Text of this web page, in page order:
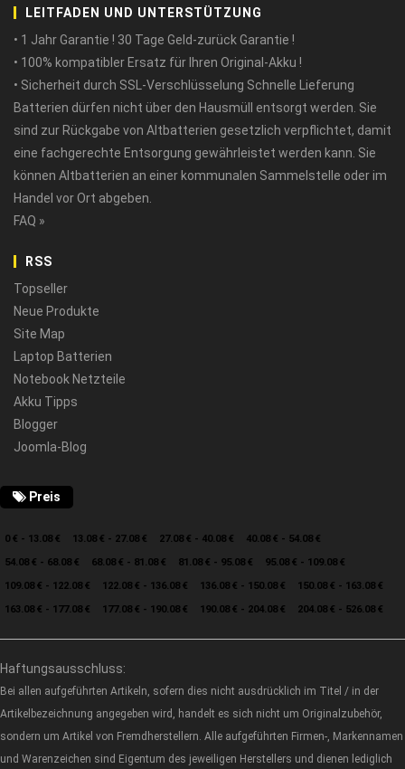
LEITFADEN UND UNTERSTÜTZUNG
• 1 Jahr Garantie ! 30 Tage Geld-zurück Garantie !
• 100% kompatibler Ersatz für Ihren Original-Akku !
• Sicherheit durch SSL-Verschlüsselung Schnelle Lieferung
Batterien dürfen nicht über den Hausmüll entsorgt werden. Sie
sind zur Rückgabe von Altbatterien gesetzlich verpflichtet, damit
eine fachgerechte Entsorgung gewährleistet werden kann. Sie
können Altbatterien an einer kommunalen Sammelstelle oder im
Handel vor Ort abgeben.
FAQ »
RSS
Topseller
Neue Produkte
Site Map
Laptop Batterien
Notebook Netzteile
Akku Tipps
Blogger
Joomla-Blog
Preis
0 € - 13.08 € 13.08 € - 27.08 € 27.08 € - 40.08 €
40.08 € - 54.08 €
54.08 € - 68.08 €
68.08 € - 81.08 € 81.08 € - 95.08 €
95.08 € - 109.08 €
109.08 € - 122.08 €
122.08 € - 136.08 € 136.08 € - 150.08 €
150.08 € - 163.08 €
163.08 € - 177.08 €
177.08 € - 190.08 € 190.08 € - 204.08 € 204.08 € - 526.08 €
Haftungsausschluss:
Bei allen aufgeführten Artikeln, sofern dies nicht ausdrücklich im Titel / in der
Artikelbezeichnung angegeben wird, handelt es sich nicht um Originalzubehör,
sondern um Artikel von Fremdherstellern. Alle aufgeführten Firmen-, Markennamen
und Warenzeichen sind Eigentum des jeweiligen Herstellers und dienen lediglich